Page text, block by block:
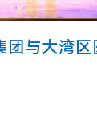
团与大湾